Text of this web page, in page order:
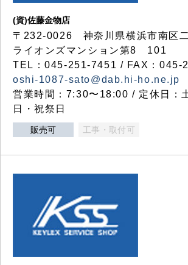
(資)佐藤金物店
〒232-0026 神奈川県横浜市南区
ライオンズマンション第8 101
TEL：045-251-7451 / FAX：045-
oshi-1087-sato@dab.hi-ho.ne.jp
営業時間：7:30〜18:00 / 定休日：
日・祝祭日
販売可 工事・取付可